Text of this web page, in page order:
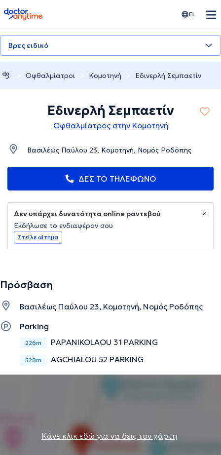
doctoranytime EL
Βρες ειδικό
Οφθαλμίατροι Κομοτηνή Εδινερλή Σεμπαετίν
Εδινερλή Σεμπαετίν
Οφθαλμίατρος στην Κομοτηνή
Βασιλέως Παύλου 23, Κομοτηνή, Νομός Ροδόπης
ΔΕΣ ΤΟ ΤΗΛΕΦΩΝΟ
Δεν υπάρχει δυνατότητα online ραντεβού
Εκδήλωσε το ενδιαφέρον σου
Στείλε αίτημα
Πρόσβαση
Βασιλέως Παύλου 23, Κομοτηνή, Νομός Ροδόπης
Parking
226m PAPANIKOLAOU 31 PARKING
528m AGCHIALOU 52 PARKING
Κάνε κλικ εδώ για να δεις τον χάρτη